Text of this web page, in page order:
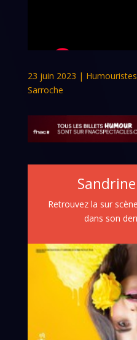
23 juin 2023 | Humouristes
Sarroche
Retrouvez la sur
dans son